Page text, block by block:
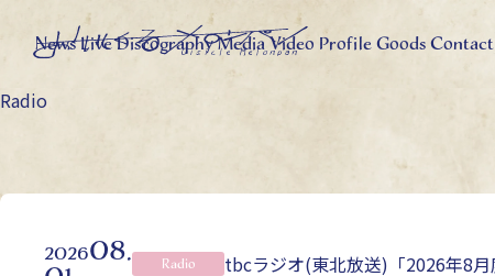
News Live Discography Media Video Profile Goods Contact
Radio
202608.
Radio tbcラジオ(東北放送)「2026年8月